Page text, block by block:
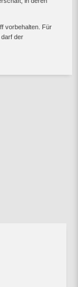
vorbehalten. Für
der